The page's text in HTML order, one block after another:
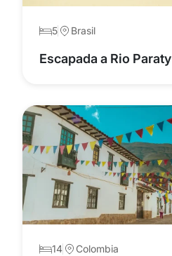
5 Brasil
Escapada a Rio Paraty
14 Colombia